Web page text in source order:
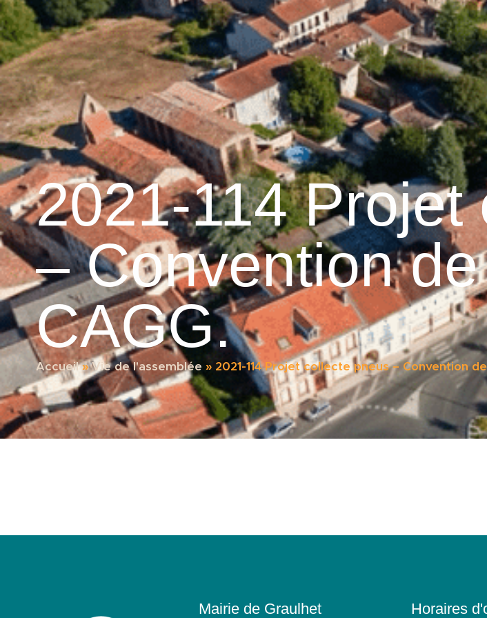
principal
Graulhet et le cuir Accueil Découvrir Graulhet Vie municipale
2021-114
– Convention
CAGG.
Accueil»Vie de l'assemblée » 2021-114 Projet collecte pneus – Convention
Mairie de Graulhet Horaires